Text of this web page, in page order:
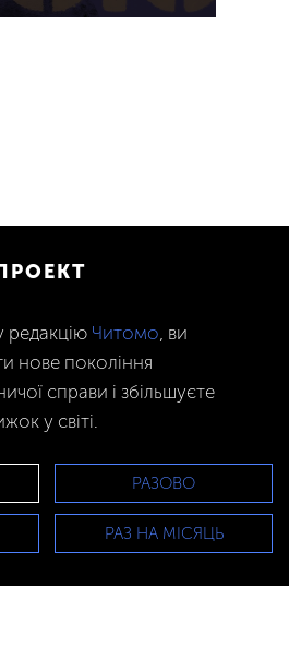
Читомо, ви
нове покоління
справи і збільшуєте
у світі.
РАЗОВО
РАЗ НА МІСЯЦЬ